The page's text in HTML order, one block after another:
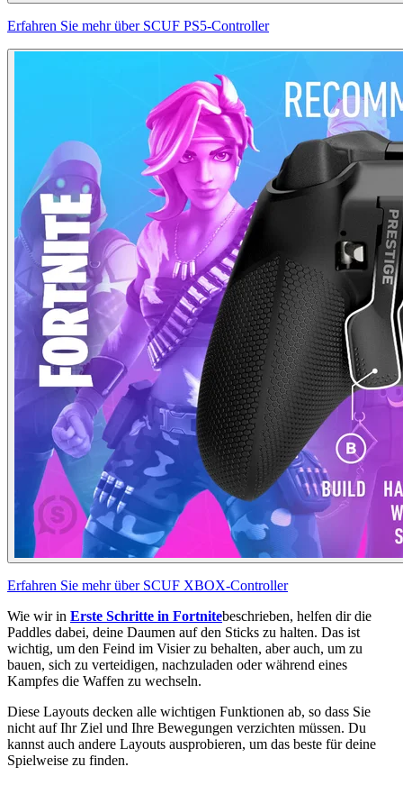
Erfahren Sie mehr über SCUF PS5-Controller
Erfahren Sie mehr über SCUF XBOX-Controller
Wie wir in Erste Schritte in Fortnitebeschrieben, helfen dir die
Paddles dabei, deine Daumen auf den Sticks zu halten. Das ist
wichtig, um den Feind im Visier zu behalten, aber auch, um zu
bauen, sich zu verteidigen, nachzuladen oder während eines
Kampfes die Waffen zu wechseln.
Diese Layouts decken alle wichtigen Funktionen ab, so dass Sie
nicht auf Ihr Ziel und Ihre Bewegungen verzichten müssen. Du
kannst auch andere Layouts ausprobieren, um das beste für deine
Spielweise zu finden.